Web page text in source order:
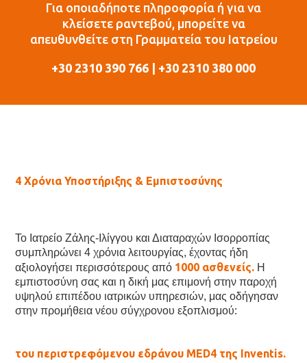
Για οποιαδήποτε πληροφορία ή για να
κλείσετε ραντεβού, μπορείτε να
απευθυνθείτε στη Γραμματεία του Ιατρείου
+30 2310 390 766 | +30 2310 380 000
4 Χρόνια Υποστήριξης & Εμπιστοσύνης
Το Ιατρείο Ζάλης-Ιλίγγου και Διαταραχών Ισορροπίας
συμπληρώνει 4 χρόνια λειτουργίας, έχοντας ήδη
αξιολογήσει περισσότερους από 1000 ασθενείς. Η
εμπιστοσύνη σας και η δική μας επιμονή στην παροχή
υψηλού επιπέδου ιατρικών υπηρεσιών, μας οδήγησαν
στην προμήθεια νέου σύγχρονου εξοπλισμού:
του περιστρεφόμενου εδράνου MED4 της Inventis.